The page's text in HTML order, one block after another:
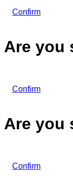
Confirm
Are you
Confirm
Are you
Confirm